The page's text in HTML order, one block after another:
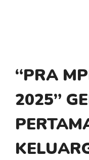
“PRA
2025”